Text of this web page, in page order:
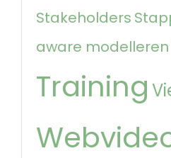
Stakeholders
aware modelleren
Training